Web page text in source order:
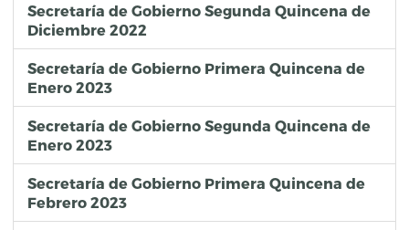
Secretaría de Gobierno Segunda Quincena de
Diciembre 2022
Secretaría de Gobierno Primera Quincena de
Enero 2023
Secretaría de Gobierno Segunda Quincena de
Enero 2023
Secretaría de Gobierno Primera Quincena de
Febrero 2023